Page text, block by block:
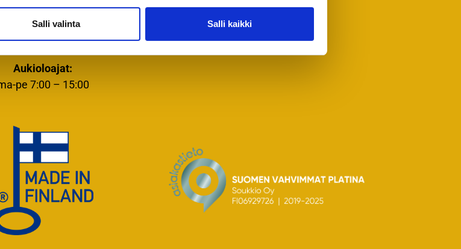
Salli valinta Salli kaikki
SOUKKIO OY
Niemenmaantie 1
LUOPIOINEN
Aukioloajat:
pe 7:00 – 15:00